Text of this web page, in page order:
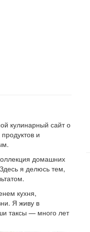
кулинарный сайт о
и
домашних
я делюсь тем,
кухня,
Я живу в
таксы — много лет